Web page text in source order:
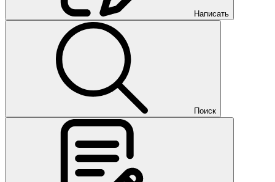
Написать
Поиск